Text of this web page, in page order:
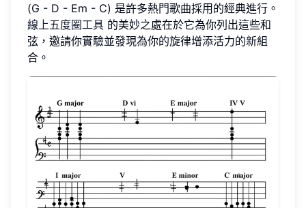
(G - D - Em - C) 是許多熱門歌曲採用的經典進行。
線上五度圈工具 的美妙之處在於它為你列出這些和
弦，邀請你實驗並發現為你的旋律增添活力的新組
合。